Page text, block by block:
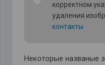
корректном
удаления
контакты
Некоторые названые